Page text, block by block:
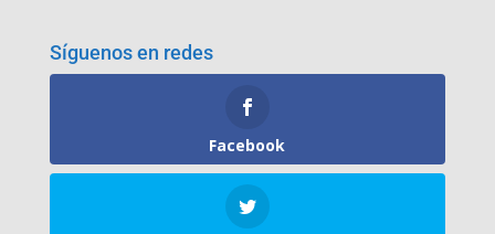
Síguenos en redes
Facebook